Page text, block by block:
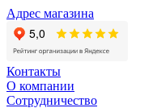
Адрес магазина
Контакты
О компании
Сотрудничество